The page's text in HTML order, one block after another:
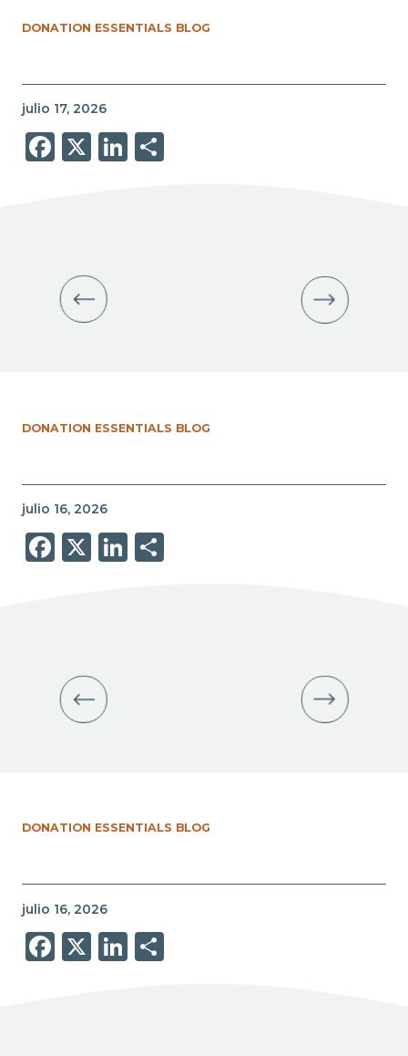
DONATION ESSENTIALS BLOG
julio 17, 2026
Facebook
X LinkedIn
Share
DONATION ESSENTIALS BLOG
julio 16, 2026
Facebook
X LinkedIn
Share
DONATION ESSENTIALS BLOG
julio 16, 2026
Facebook
X LinkedIn
Share